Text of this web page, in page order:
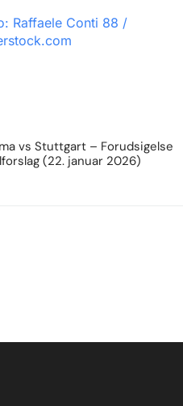
vs Stuttgart – Forudsigelse
(22. januar 2026)